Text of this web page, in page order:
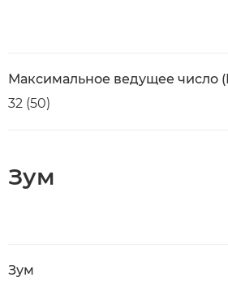
Максимальное ведущее число
32 (50)
Зум
Зум